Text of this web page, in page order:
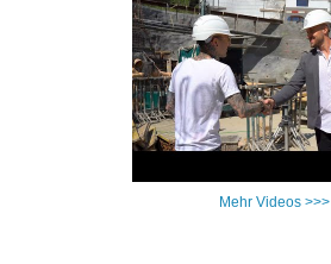
Mehr Videos >>>